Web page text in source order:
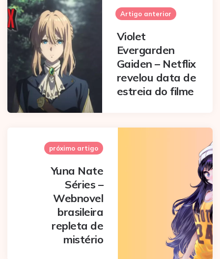
navigation
Artigo anterior
Violet
Evergarden
Gaiden – Netflix
revelou data de
estreia do filme
próximo artigo
Yuna Nate
Séries –
Webnovel
brasileira
repleta de
mistério